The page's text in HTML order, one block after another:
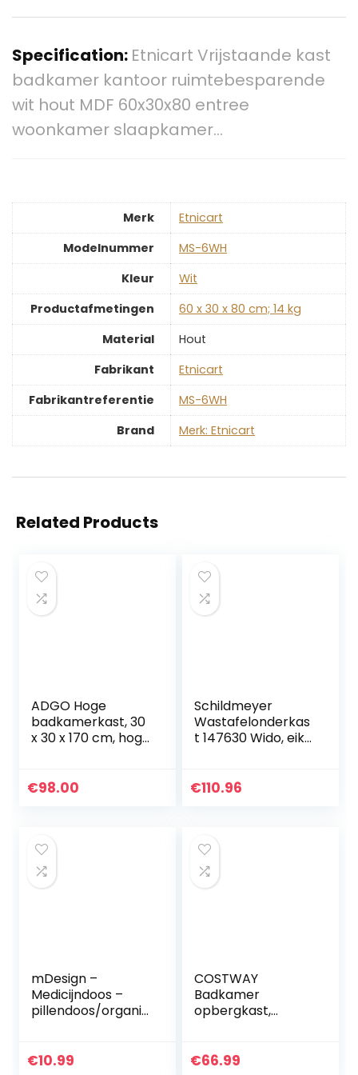
Specification: Etnicart Vrijstaande kast
badkamer kantoor ruimtebesparende
wit hout MDF 60x30x80 entree
woonkamer slaapkamer…
Merk
‎Etnicart
Modelnummer
‎MS-6WH
Kleur
‎Wit
Productafmetingen
‎60 x 30 x 80 cm; 14 kg
Material
‎Hout
Fabrikant
‎Etnicart
Fabrikantreferentie
‎MS-6WH
Brand
Merk: Etnicart
Related Products
ADGO Hoge
badkamerkast, 30
x 30 x 170 cm, hoge
badkamerrek,
€98.00
Schildmeyer
Wastafelonderkas
t 147630 Wido, eik
€110.96
mDesign –
Medicijndoos –
pillendoos/organiz
medicijnen,
€10.99
COSTWAY
Badkamer
opbergkast,
badkamerkast,
€66.99